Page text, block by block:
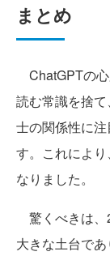
まとめ
ChatGPTの
読む常識を捨
士の関係性に
す。これによ
なりました。
驚くべきは、
大きな土台で